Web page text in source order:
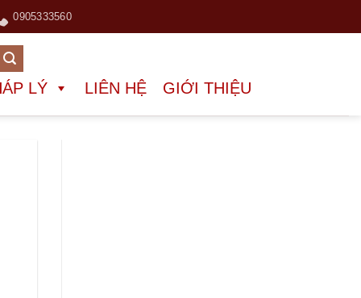
0905333560
LÝ LIÊN HỆ GIỚI THIỆU